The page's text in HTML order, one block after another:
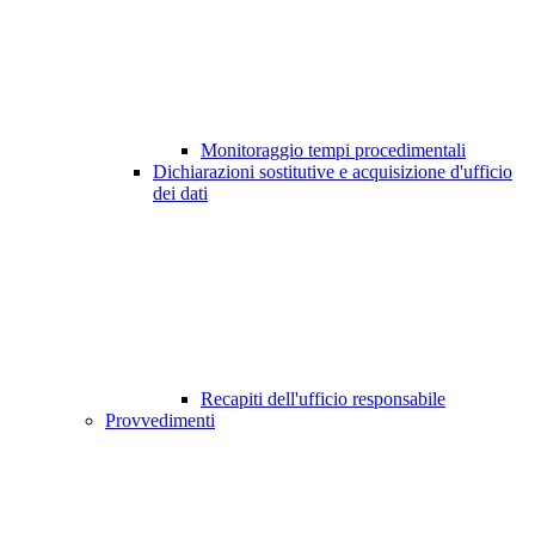
Monitoraggio tempi procedimentali
Dichiarazioni sostitutive e acquisizione d'ufficio
dei dati
Recapiti dell'ufficio responsabile
Provvedimenti